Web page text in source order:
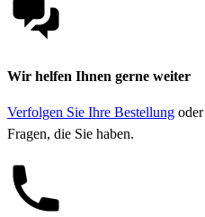
Wir helfen Ihnen gerne weiter
Verfolgen Sie Ihre Bestellung oder
Fragen, die Sie haben.